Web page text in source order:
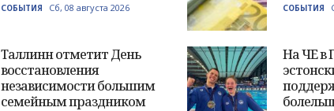
СОБЫТИЯ Сб, 08 августа 2026 СОБЫТИЯ
Таллинн отметит День
восстановления
независимости большим
семейным праздником
На ЧЕ в